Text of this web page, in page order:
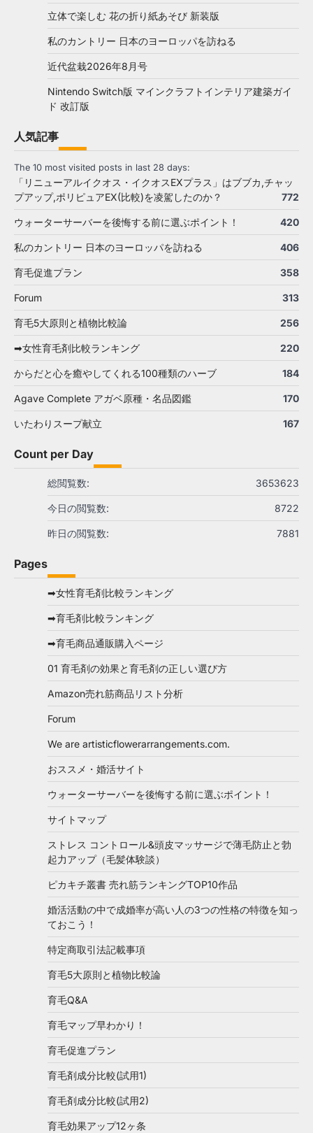
立体で楽しむ 花の折り紙あそび 新装版
私のカントリー 日本のヨーロッパを訪ねる
近代盆栽2026年8月号
Nintendo Switch版 マインクラフトインテリア建築ガイ
ド 改訂版
人気記事
The 10 most visited posts in last 28 days:
「リニューアルイクオス・イクオスEXプラス」はブブカ,チャッ
プアップ,ポリピュアEX(比較)を凌駕したのか？
772
ウォーターサーバーを後悔する前に選ぶポイント！ 420
私のカントリー 日本のヨーロッパを訪ねる 406
育毛促進プラン 358
Forum 313
育毛5大原則と植物比較論 256
➡女性育毛剤比較ランキング 220
からだと心を癒やしてくれる100種類のハーブ 184
Agave Complete アガベ原種・名品図鑑 170
いたわりスープ献立 167
Count per Day
3653623
総閲覧数:
8722
今日の閲覧数:
7881
昨日の閲覧数:
Pages
➡女性育毛剤比較ランキング
➡育毛剤比較ランキング
➡育毛商品通販購入ページ
01 育毛剤の効果と育毛剤の正しい選び方
Amazon売れ筋商品リスト分析
Forum
We are artisticflowerarrangements.com.
おススメ・婚活サイト
ウォーターサーバーを後悔する前に選ぶポイント！
サイトマップ
ストレス コントロール&頭皮マッサージで薄毛防止と勃
起力アップ（毛髪体験談）
ピカキチ叢書 売れ筋ランキングTOP10作品
婚活活動の中で成婚率が高い人の3つの性格の特徴を知っ
ておこう！
特定商取引法記載事項
育毛5大原則と植物比較論
育毛Q&A
育毛マップ早わかり！
育毛促進プラン
育毛剤成分比較(試用1)
育毛剤成分比較(試用2)
育毛効果アップ12ヶ条